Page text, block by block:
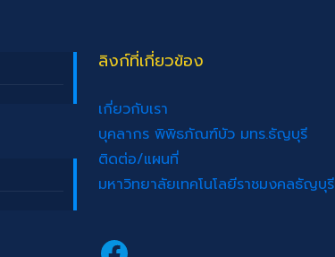
ลิงก์ที่เกี่ยวข้อง
เกี่ยวกับเรา
บุคลากร พิพิธภัณฑ์บัว มทร.ธัญบุรี
ติดต่อ/แผนที่
มหาวิทยาลัยเทคโนโลยีราชมงคลธัญบุรี